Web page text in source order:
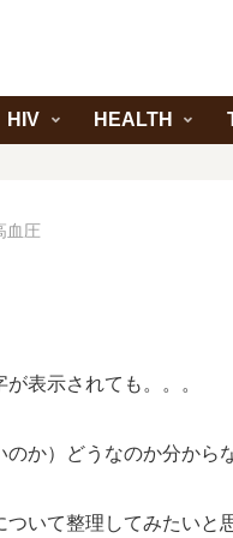
HIV HEALTH
血圧
表示されても。。。
のか）どうなのか分から
いて整理してみたいと